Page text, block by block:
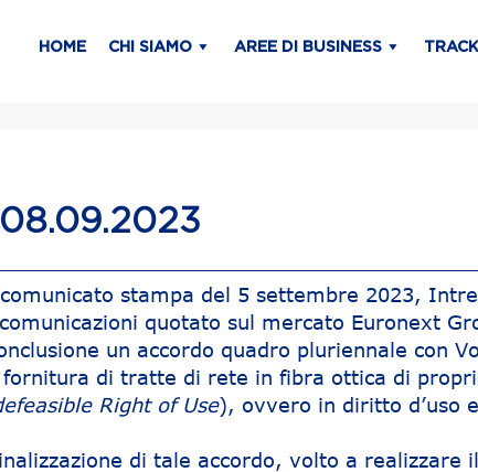
HOME CHI SIAMO AREE DI BUSINESS
stampa del 5 settembre 2023,
quotato sul mercato Euronext
un accordo quadro pluriennale con
fornitura di tratte di rete in fibra ottica di
Right of Use), ovvero in diritto d’uso
di tale accordo, volto a realizzare